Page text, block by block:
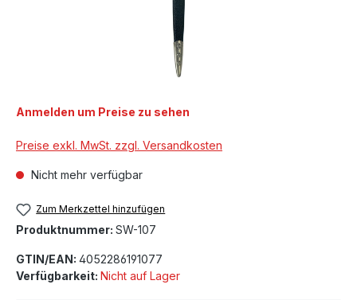
Anmelden um Preise zu sehen
Preise exkl. MwSt. zzgl. Versandkosten
Nicht mehr verfügbar
Zum Merkzettel hinzufügen
Produktnummer: SW-107
GTIN/EAN: 4052286191077
Verfügbarkeit: Nicht auf Lager